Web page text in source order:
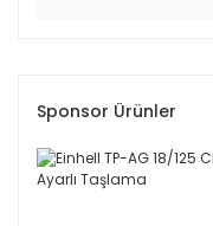
Sponsor Ürünler